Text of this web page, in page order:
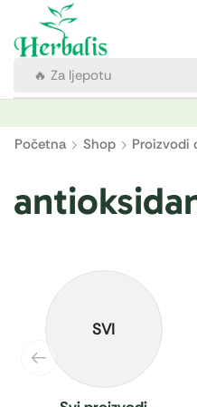
🔥 Za imunitet
Početna Shop Proizvodi
SVI